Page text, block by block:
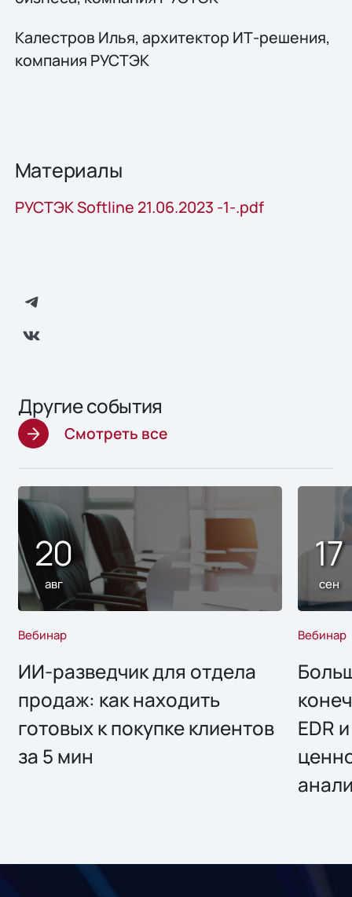
Калестров Илья, архитектор ИТ-решения,
компания РУСТЭК
Материалы
РУСТЭК Softline 21.06.2023 -1-.pdf
Другие события
Смотреть все
20
авг
Вебинар
ИИ-разведчик для отдела
продаж: как находить
готовых к покупке клиентов
за 5 мин
17
сен
Вебинар
EDR